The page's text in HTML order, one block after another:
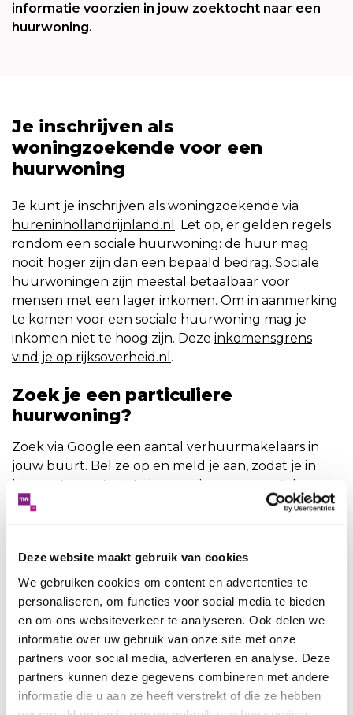
Deze website maakt gebruik van cookies
We gebruiken cookies om content en advertenties te
personaliseren, om functies voor social media te bieden
en om ons websiteverkeer te analyseren. Ook delen we
informatie over uw gebruik van onze site met onze
partners voor social media, adverteren en analyse. Deze
partners kunnen deze gegevens combineren met andere
informatie die u aan ze heeft verstrekt of die ze hebben
informatie voorzien in jouw zoektocht naar een
huurwoning.
Je inschrijven als
woningzoekende voor een
huurwoning
Je kunt je inschrijven als woningzoekende via
hureninhollandrijnland.nl . Let op, er gelden regels
rondom een sociale huurwoning: de huur mag
nooit hoger zijn dan een bepaald bedrag. Sociale
huurwoningen zijn meestal betaalbaar voor
mensen met een lager inkomen. Om in aanmerking
te komen voor een sociale huurwoning mag je
inkomen niet te hoog zijn. Deze inkomensgrens
vind je op rijksoverheid.nl .
Zoek je een particuliere
huurwoning?
Zoek via Google een aantal verhuurmakelaars in
jouw buurt. Bel ze op en meld je aan, zodat je in
hun systeem staat.Je kunt ook op een aantal
websites kijken:
www.marktplaats.nl(kijk uit voor oplichters)
verzamelt van verschillende websites)
www.funda.nl (heeft ook verhuur, wel duurder
segment)
Kwadraad heeft een videoserie ontwikkeld over hoe
je je kansen op het vinden van een woning kan
vergroten. Bekijk de video's hierIk ben op zoek